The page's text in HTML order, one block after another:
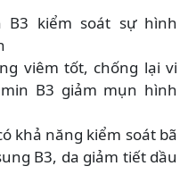
B3 kiểm soát sự hình
viêm tốt, chống lại vi
B3 giảm mụn hình
khả năng kiểm soát bã
B3, da giảm tiết dầu